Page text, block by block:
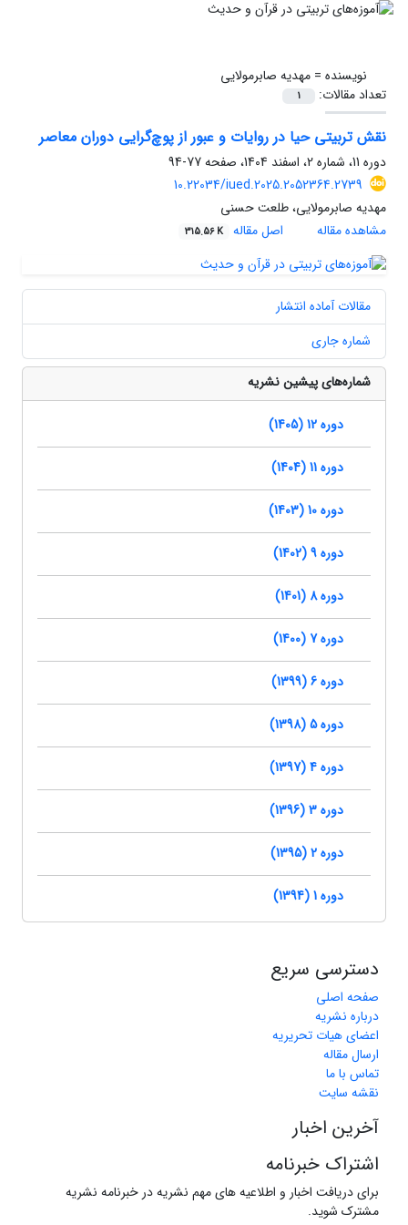
نویسنده =مهدیه صابرمولایی
تعداد مقالات:
1
نقش تربیتی حیا در روایات و عبور از پوچ‌گرایی دوران معاصر
دوره 11، شماره 2، اسفند 1404، صفحه
77-94
10.22034/iued.2025.2052364.2739
مهدیه صابرمولایی، طلعت حسنی
مشاهده مقاله
اصل مقاله 315.56 K
مقالات آماده انتشار
شماره جاری
شماره‌های پیشین نشریه
دوره 12 (1405)
دوره 11 (1404)
دوره 10 (1403)
دوره 9 (1402)
دوره 8 (1401)
دوره 7 (1400)
دوره 6 (1399)
دوره 5 (1398)
دوره 4 (1397)
دوره 3 (1396)
دوره 2 (1395)
دوره 1 (1394)
دسترسی سریع
صفحه اصلی
درباره نشریه
اعضای هیات تحریریه
ارسال مقاله
تماس با ما
نقشه سایت
آخرین اخبار
اشتراک خبرنامه
برای دریافت اخبار و اطلاعیه های مهم نشریه در خبرنامه نشریه
مشترک شوید.